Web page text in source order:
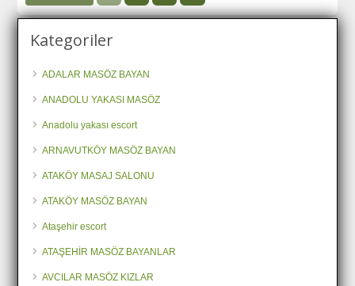
Kategoriler
ADALAR MASÖZ BAYAN
ANADOLU YAKASI MASÖZ
Anadolu yakası escort
ARNAVUTKÖY MASÖZ BAYAN
ATAKÖY MASAJ SALONU
ATAKÖY MASÖZ BAYAN
Ataşehir escort
ATAŞEHİR MASÖZ BAYANLAR
AVCILAR MASÖZ KIZLAR